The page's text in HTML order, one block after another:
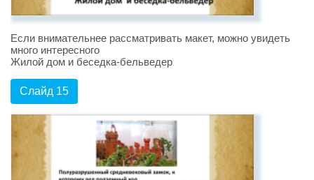
Если внимательнее рассматривать макет, можно увидеть
много интересного
Жилой дом и беседка-бельведер
Слайд 15